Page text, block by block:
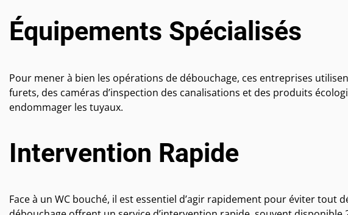
Équipements Spécialisés
Pour mener à bien les opérations de débouchage, ces entreprises
furets, des caméras d’inspection des canalisations et des produits
endommager les tuyaux.
Intervention Rapide
Face à un WC bouché, il est essentiel d’agir rapidement pour éviter tout